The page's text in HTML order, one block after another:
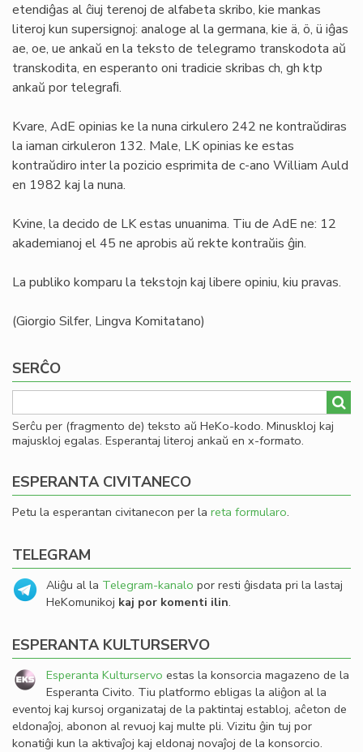
etendiĝas al ĉiuj terenoj de alfabeta skribo, kie mankas
literoj kun supersignoj: analoge al la germana, kie ä, ö, ü iĝas
ae, oe, ue ankaŭ en la teksto de telegramo transkodota aŭ
transkodita, en esperanto oni tradicie skribas ch, gh ktp
ankaŭ por telegraﬁ.
Kvare, AdE opinias ke la nuna cirkulero 242 ne kontraŭdiras
la iaman cirkuleron 132. Male, LK opinias ke estas
kontraŭdiro inter la pozicio esprimita de c-ano William Auld
en 1982 kaj la nuna.
Kvine, la decido de LK estas unuanima. Tiu de AdE ne: 12
akademianoj el 45 ne aprobis aŭ rekte kontraŭis ĝin.
La publiko komparu la tekstojn kaj libere opiniu, kiu pravas.
(Giorgio Silfer, Lingva Komitatano)
SERĈO
Serĉu per (fragmento de) teksto aŭ HeKo-kodo. Minuskloj kaj
majuskloj egalas. Esperantaj literoj ankaŭ en x-formato.
ESPERANTA CIVITANECO
Petu la esperantan civitanecon per la reta formularo.
TELEGRAM
Aliĝu al la Telegram-kanalo por resti ĝisdata pri la lastaj
HeKomunikoj kaj por komenti ilin.
ESPERANTA KULTURSERVO
Esperanta Kulturservo estas la konsorcia magazeno de la
Esperanta Civito. Tiu platformo ebligas la aliĝon al la
eventoj kaj kursoj organizataj de la paktintaj establoj, aĉeton de
eldonaĵoj, abonon al revuoj kaj multe pli. Vizitu ĝin tuj por
konatiĝi kun la aktivaĵoj kaj eldonaj novaĵoj de la konsorcio.